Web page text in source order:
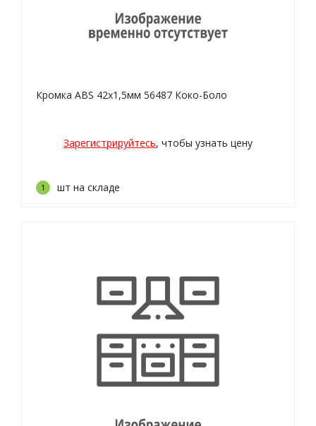
Кромка ABS 42х1,5мм 56487 Коко-Боло
Зарегистрируйтесь, чтобы узнать цену
1 шт на складе